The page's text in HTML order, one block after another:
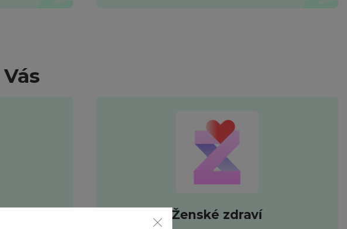
Ženské zdraví